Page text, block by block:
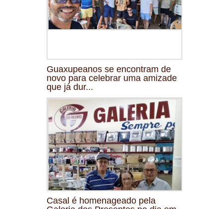
Guaxupeanos se encontram de
novo para celebrar uma amizade
que já dur...
Casal é homenageado pela